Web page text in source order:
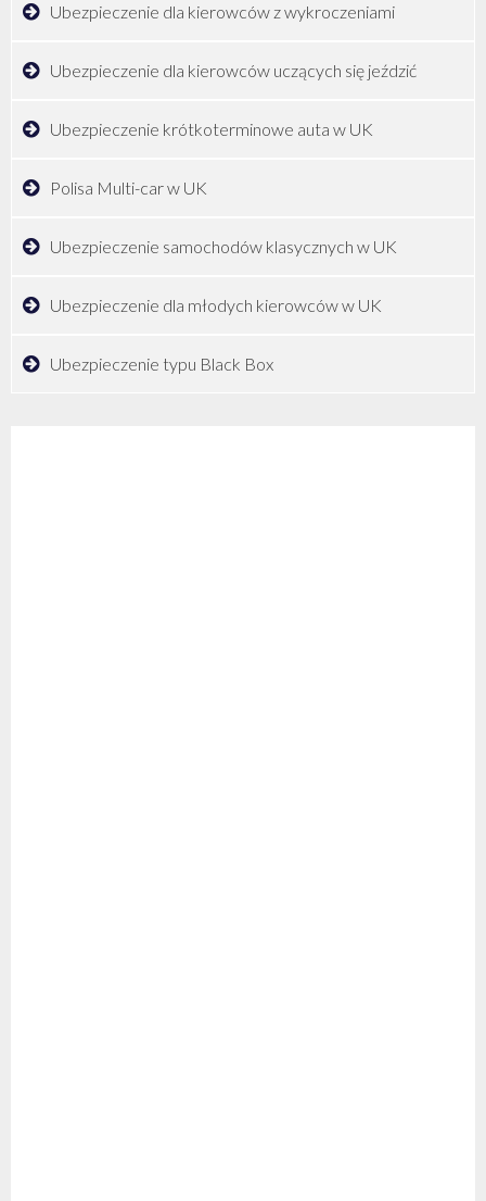
Ubezpieczenie dla kierowców z wykroczeniami
Ubezpieczenie dla kierowców uczących się jeździć
Ubezpieczenie krótkoterminowe auta w UK
Polisa Multi-car w UK
Ubezpieczenie samochodów klasycznych w UK
Ubezpieczenie dla młodych kierowców w UK
Ubezpieczenie typu Black Box